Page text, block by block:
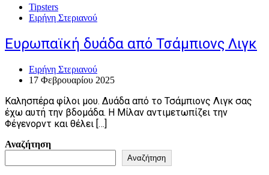
Tipsters
Ειρήνη Στεριανού
Ευρωπαϊκή δυάδα από Τσάμπιονς Λιγκ
Ειρήνη Στεριανού
17 Φεβρουαρίου 2025
Καλησπέρα φίλοι μου. Δυάδα από το Τσάμπιονς Λιγκ σας
έχω αυτή την βδομάδα. Η Μίλαν αντιμετωπίζει την
Φέγενορντ και θέλει […]
Αναζήτηση
Αναζήτηση